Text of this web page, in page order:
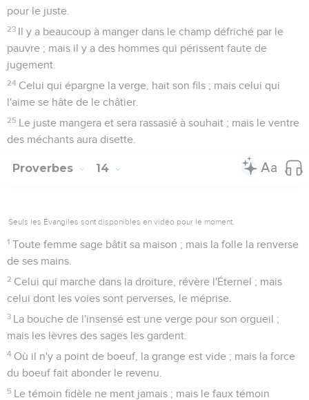
pour le juste.
23 Il y a beaucoup à manger dans le champ défriché par le
pauvre ; mais il y a des hommes qui périssent faute de
jugement.
24 Celui qui épargne la verge, hait son fils ; mais celui qui
l'aime se hâte de le châtier.
25 Le juste mangera et sera rassasié à souhait ; mais le ventre
des méchants aura disette.
Proverbes 14
Seuls les Évangiles sont disponibles en vidéo pour le moment.
1 Toute femme sage bâtit sa maison ; mais la folle la renverse
de ses mains.
2 Celui qui marche dans la droiture, révère l'Éternel ; mais
celui dont les voies sont perverses, le méprise.
3 La bouche de l'insensé est une verge pour son orgueil ;
mais les lèvres des sages les gardent.
4 Où il n'y a point de boeuf, la grange est vide ; mais la force
du boeuf fait abonder le revenu.
5 Le témoin fidèle ne ment jamais ; mais le faux témoin